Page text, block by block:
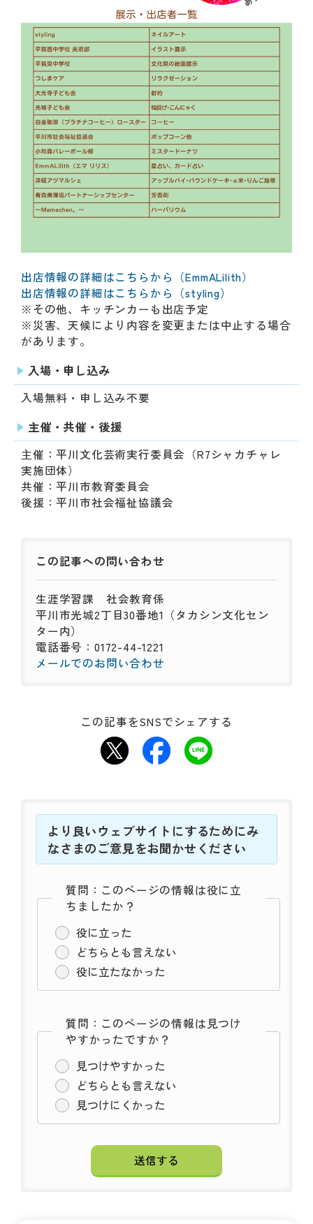
出店情報の詳細はこちらから（EmmALilith）
出店情報の詳細はこちらから（styling）
※その他、キッチンカーも出店予定
※災害、天候により内容を変更または中止する場合
があります。
入場・申し込み
入場無料・申し込み不要
主催・共催・後援
主催：平川文化芸術実行委員会（R7シャカチャレ
実施団体）
共催：平川市教育委員会
後援：平川市社会福祉協議会
この記事への問い合わせ
生涯学習課 社会教育係
平川市光城2丁目30番地1（タカシン文化セン
ター内）
電話番号：0172-44-1221
メールでのお問い合わせ
この記事をSNSでシェアする
より良いウェブサイトにするためにみ
なさまのご意見をお聞かせください
質問：このページの情報は役に立
ちましたか？
役に立った
どちらとも言えない
役に立たなかった
質問：このページの情報は見つけ
やすかったですか？
見つけやすかった
どちらとも言えない
見つけにくかった